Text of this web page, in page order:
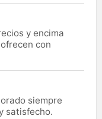
y encima
con
siempre
satisfecho.